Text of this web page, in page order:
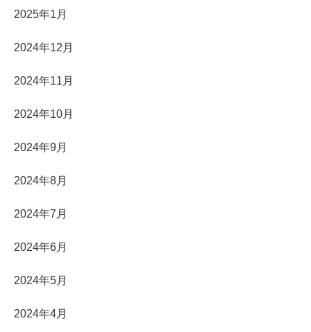
2025年1月
2024年12月
2024年11月
2024年10月
2024年9月
2024年8月
2024年7月
2024年6月
2024年5月
2024年4月